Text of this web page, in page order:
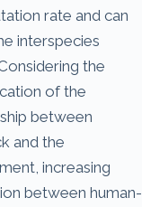
rate and can
interspecies
the
of the
between
and the
increasing
between human-